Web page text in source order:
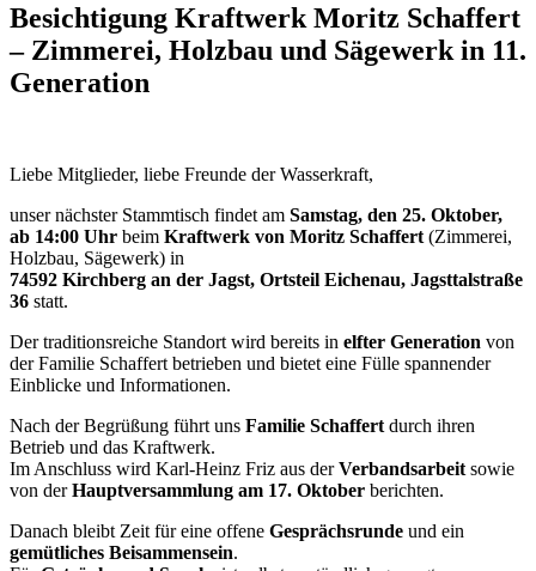
Besichtigung Kraftwerk Moritz Schaffert
– Zimmerei, Holzbau und Sägewerk in 11.
Generation
Liebe Mitglieder, liebe Freunde der Wasserkraft,
unser nächster Stammtisch findet am Samstag, den 25. Oktober,
ab 14:00 Uhr beim Kraftwerk von Moritz Schaffert (Zimmerei,
Holzbau, Sägewerk) in
74592 Kirchberg an der Jagst, Ortsteil Eichenau, Jagsttalstraße
36 statt.
Der traditionsreiche Standort wird bereits in elfter Generation von
der Familie Schaffert betrieben und bietet eine Fülle spannender
Einblicke und Informationen.
Nach der Begrüßung führt uns Familie Schaffert durch ihren
Betrieb und das Kraftwerk.
Im Anschluss wird Karl-Heinz Friz aus derVerbandsarbeit sowie
von derHauptversammlung am 17. Oktober berichten.
Danach bleibt Zeit für eine offene Gesprächsrunde und ein
gemütliches Beisammensein.